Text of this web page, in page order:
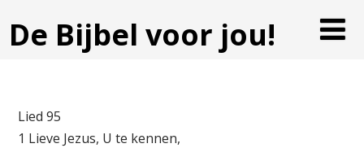
De Bijbel voor jou!
Lied 95
1 Lieve Jezus, U te kennen,